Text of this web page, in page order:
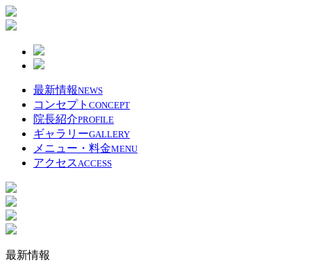
最新情報NEWS
コンセプト CONCEPT
院長紹介PROFILE
ギャラリーGALLERY
メニュー・料金MENU
アクセスACCESS
最新情報